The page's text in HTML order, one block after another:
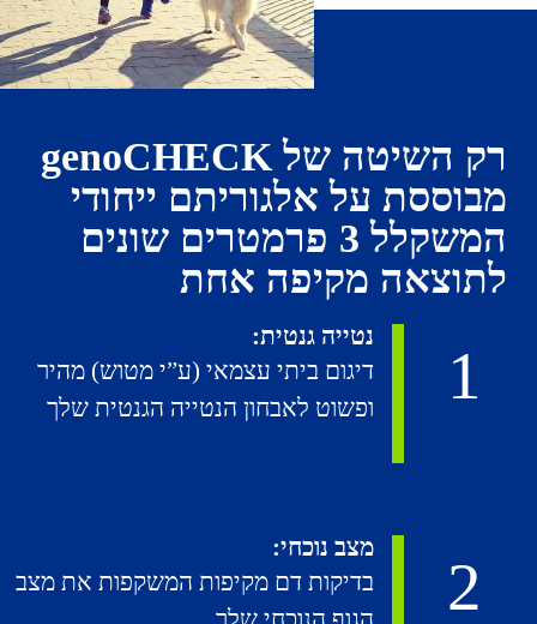
רק השיטה של genoCHECK
מבוססת על אלגוריתם ייחודי
המשקלל 3 פרמטרים שונים
לתוצאה מקיפה אחת
1
נטייה גנטית:
דיגום ביתי עצמאי (ע”י מטוש) מהיר
ופשוט לאבחון הנטייה הגנטית שלך
2
מצב נוכחי:
בדיקות דם מקיפות המשקפות את מצב